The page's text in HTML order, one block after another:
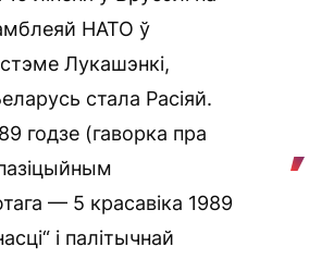
НАТО ў
Лукашэнкі,
стала Расіяй.
годзе (гаворка пра
— 5 красавіка 1989
і палітычнай